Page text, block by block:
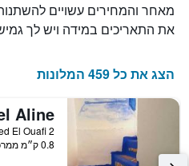
מאחר והמחירים עשויים
את התאריכים במידה ויש לך
הצג את כל 459 המלונות
Aline
0.8 ק״מ ממרכז העיר